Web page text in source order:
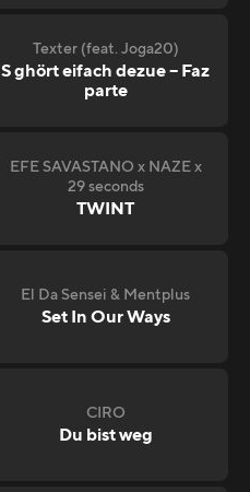
Texter (feat. Joga20)
S ghört eifach dezue – Faz
parte
EFE SAVASTANO x NAZE x
29 seconds
TWINT
El Da Sensei & Mentplus
Set In Our Ways
CIRO
Du bist weg